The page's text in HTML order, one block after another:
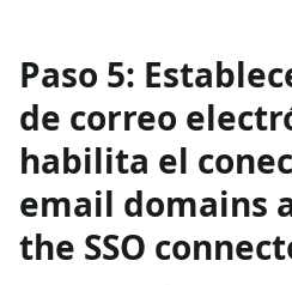
Paso 5:
de correo
habilita el
email domains
the SSO